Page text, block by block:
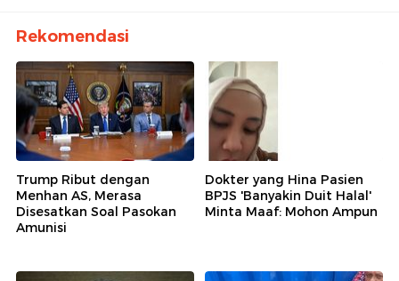
Rekomendasi
Trump Ribut dengan
Menhan AS, Merasa
Disesatkan Soal Pasokan
Amunisi
Dokter yang Hina Pasien
BPJS 'Banyakin Duit Halal'
Minta Maaf: Mohon Ampun